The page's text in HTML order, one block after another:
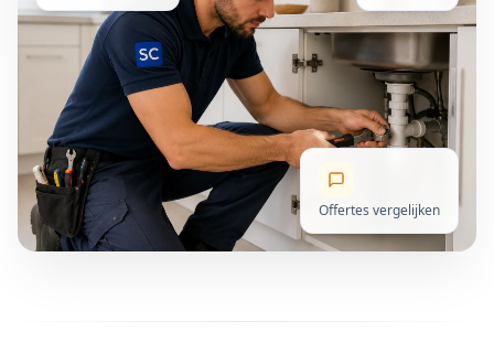
Offertes vergelijken